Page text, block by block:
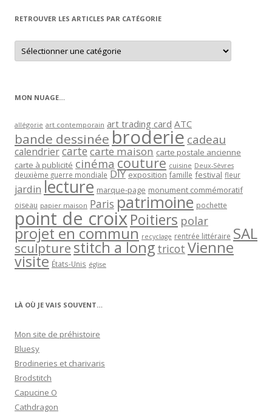
RETROUVER LES ARTICLES PAR CATÉGORIE
Retrouver
les
articles
MON NUAGE…
allégorie art contemporain art trading card ATC
bande dessinée broderie cadeau
calendriercartecarte maison carte postale ancienne
carte à publicité cinéma couture cuisine Deux-Sèvres
deuxième guerre mondiale DIY exposition famille festival fleur
jardin lecture marque-page monument commémoratif
oiseau papier maison Paris patrimoine pochette
point de croixPoitiers polar
projet en commun recyclage rentrée littéraire SAL
sculpturestitch a long tricot Vienne
visite États-Unis église
LÀ OÙ JE VAIS SOUVENT…
Mon site de préhistoire
Bluesy
Brodineries et charivaris
Brodstitch
Capucine O
Cathdragon